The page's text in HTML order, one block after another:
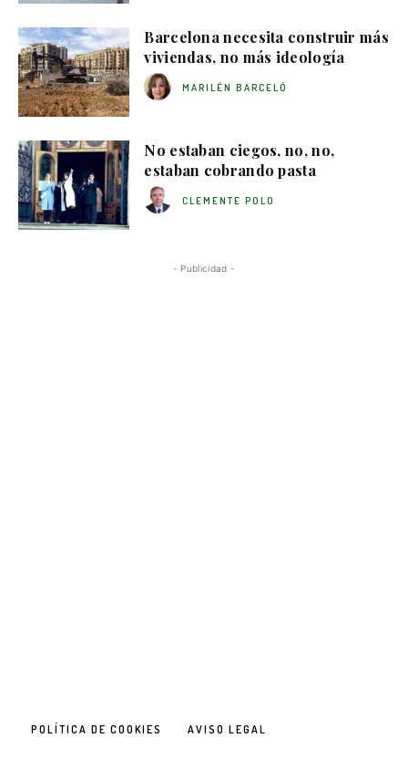
Barcelona necesita construir más
viviendas, no más ideología
MARILÉN BARCELÓ
No estaban ciegos, no, no,
estaban cobrando pasta
CLEMENTE POLO
- Publicidad -
POLÍTICA DE COOKIES AVISO LEGAL